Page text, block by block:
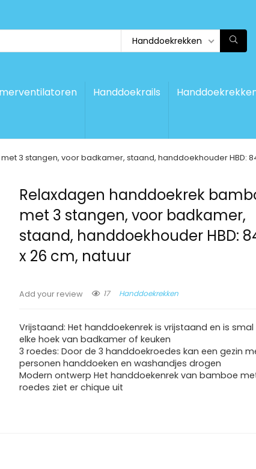
Handdoekrekken
Handdoekrails
3 stangen, voor badkamer, staand, handdoekhouder HBD:
Relaxdagen handdoekrek
met 3 stangen, voor badkamer,
staand, handdoekhouder HBD:
x 26 cm, natuur
Add your review 17 Handdoekrekken
Vrijstaand: Het handdoekenrek is vrijstaand en is
elke hoek van badkamer of keuken
3 roedes: Door de 3 handdoekroedes kan een gezin
personen handdoeken en washandjes drogen
Modern ontwerp Het handdoekenrek van bamboe
roedes ziet er chique uit